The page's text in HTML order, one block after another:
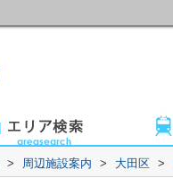
> 周辺施設案内 > 大田区 >